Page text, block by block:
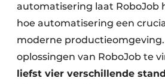
automatisering laat RoboJob
hoe automatisering een
moderne
oplossingen van RoboJob te
liefst vier verschillende